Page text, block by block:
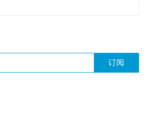
订阅